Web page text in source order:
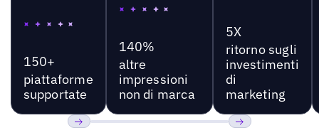
150+
piattaforme
supportate
140%
altre
impressioni
non di marca
5X
ritorno sugli
investimenti
di
marketing